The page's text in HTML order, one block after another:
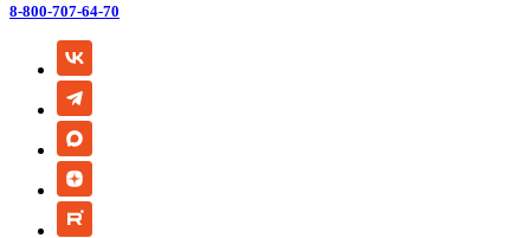
8-800-707-64-70